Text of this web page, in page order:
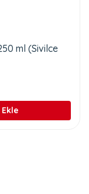
ml (Sivilce